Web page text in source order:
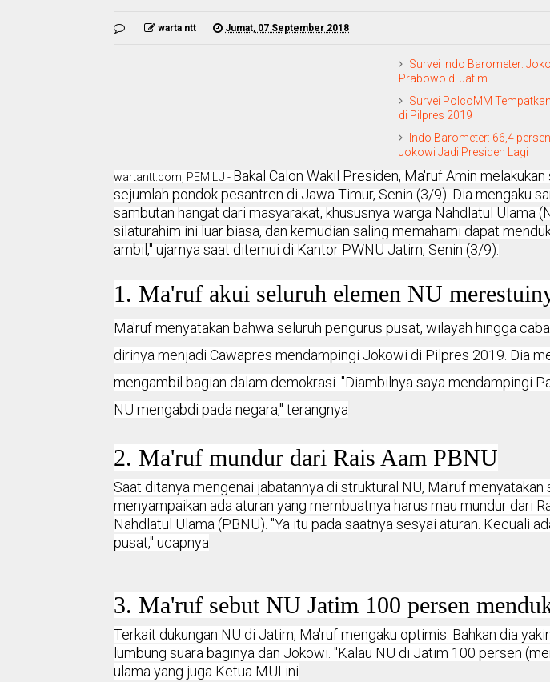
warta ntt Jumat, 07 September 2018
Survei Indo Barometer:
Prabowo di Jatim
Survei PolcoMM
di Pilpres 2019
Indo Barometer: 66,4
Jokowi Jadi Presiden Lagi
wartantt.com, PEMILU - Bakal Calon Wakil Presiden, Ma'ruf Amin
sejumlah pondok pesantren di Jawa Timur, Senin (3/9). Dia mengaku
sambutan hangat dari masyarakat, khususnya warga Nahdlatul Ulama
silaturahim ini luar biasa, dan kemudian saling memahami dapat
ambil," ujarnya saat ditemui di Kantor PWNU Jatim, Senin (3/9).
1. Ma'ruf akui seluruh elemen NU
Ma'ruf menyatakan bahwa seluruh pengurus pusat, wilayah hingga
dirinya menjadi Cawapres mendampingi Jokowi di Pilpres 2019. Dia
mengambil bagian dalam demokrasi. "Diambilnya saya mendampingi
NU mengabdi pada negara," terangnya
2. Ma'ruf mundur dari Rais Aam PBNU
Saat ditanya mengenai jabatannya di struktural NU, Ma'ruf menyatakan
menyampaikan ada aturan yang membuatnya harus mau mundur dari
Nahdlatul Ulama (PBNU). "Ya itu pada saatnya sesyai aturan. Kecuali
pusat," ucapnya
3. Ma'ruf sebut NU Jatim 100 persen
Terkait dukungan NU di Jatim, Ma'ruf mengaku optimis. Bahkan dia
lumbung suara baginya dan Jokowi. "Kalau NU di Jatim 100 persen
ulama yang juga Ketua MUI ini